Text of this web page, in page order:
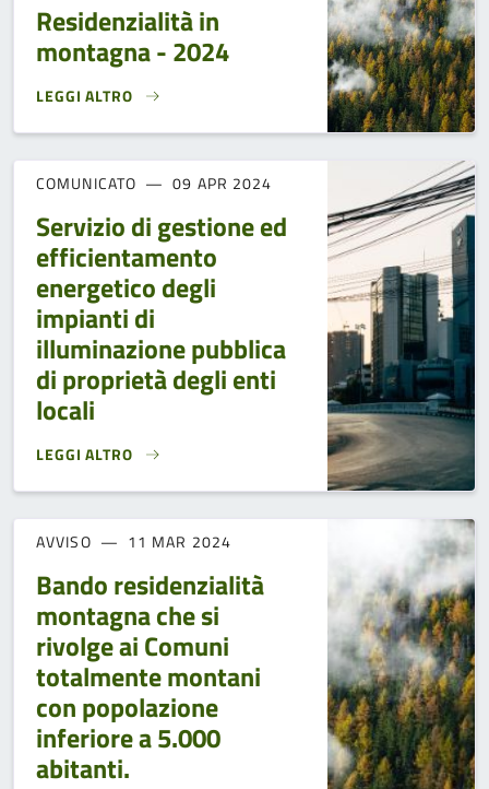
Residenzialità in
montagna - 2024
LEGGI ALTRO
RESIDENZIALITÀ IN MONTAGNA - 2024}
COMUNICATO 09 APR 2024
Servizio di gestione ed
efficientamento
energetico degli
impianti di
illuminazione pubblica
di proprietà degli enti
locali
LEGGI ALTRO
SERVIZIO DI GESTIONE ED EFFICIENTAMENTO
AVVISO 11 MAR 2024
Bando residenzialità
montagna che si
rivolge ai Comuni
totalmente montani
con popolazione
inferiore a 5.000
abitanti.